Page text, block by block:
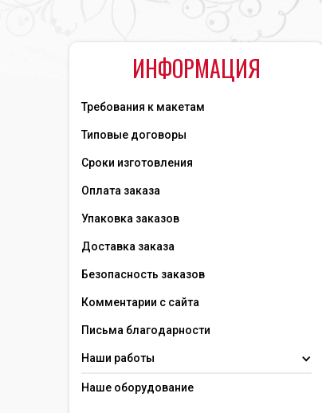
ИНФОРМАЦИЯ
Требования к макетам
Типовые договоры
Сроки изготовления
Оплата заказа
Упаковка заказов
Доставка заказа
Безопасность заказов
Комментарии с сайта
Письма благодарности
Наши работы
Наше оборудование